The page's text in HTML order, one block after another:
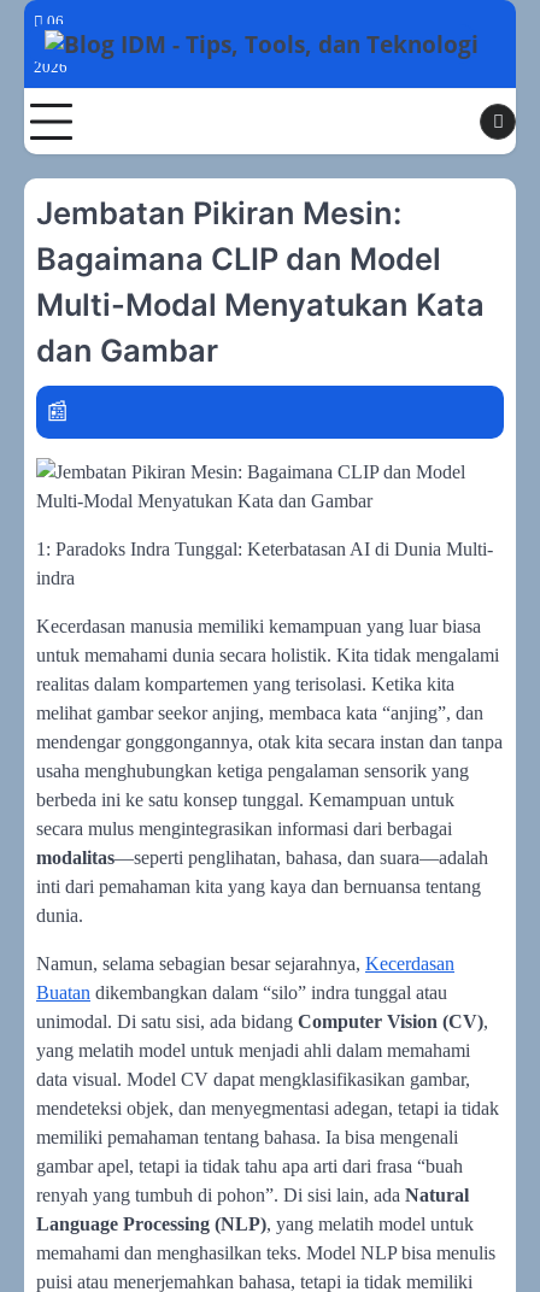
Skip
content
06
Agustus
2026
Toggle
Jembatan Pikiran Mesin:
Bagaimana CLIP dan Model
Multi-Modal Menyatukan Kata
dan Gambar
1: Paradoks Indra Tunggal: Keterbatasan AI di Dunia Multi-
indra
Kecerdasan manusia memiliki kemampuan yang luar biasa
untuk memahami dunia secara holistik. Kita tidak mengalami
realitas dalam kompartemen yang terisolasi. Ketika kita
melihat gambar seekor anjing, membaca kata “anjing”, dan
mendengar gonggongannya, otak kita secara instan dan tanpa
usaha menghubungkan ketiga pengalaman sensorik yang
berbeda ini ke satu konsep tunggal. Kemampuan untuk
secara mulus mengintegrasikan informasi dari berbagai
modalitas—seperti penglihatan, bahasa, dan suara—adalah
inti dari pemahaman kita yang kaya dan bernuansa tentang
dunia.
Namun, selama sebagian besar sejarahnya, Kecerdasan
Buatan dikembangkan dalam “silo” indra tunggal atau
unimodal. Di satu sisi, ada bidang Computer Vision (CV),
yang melatih model untuk menjadi ahli dalam memahami
data visual. Model CV dapat mengklasifikasikan gambar,
mendeteksi objek, dan menyegmentasi adegan, tetapi ia tidak
memiliki pemahaman tentang bahasa. Ia bisa mengenali
gambar apel, tetapi ia tidak tahu apa arti dari frasa “buah
renyah yang tumbuh di pohon”. Di sisi lain, ada Natural
Language Processing (NLP), yang melatih model untuk
memahami dan menghasilkan teks. Model NLP bisa menulis
puisi atau menerjemahkan bahasa, tetapi ia tidak memiliki